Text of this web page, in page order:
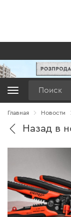
Главная Новости
Назад в